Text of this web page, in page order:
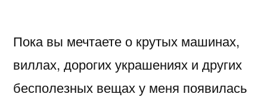
Пока вы мечтаете о крутых машинах,
виллах, дорогих украшениях и других
бесполезных вещах у меня появилась